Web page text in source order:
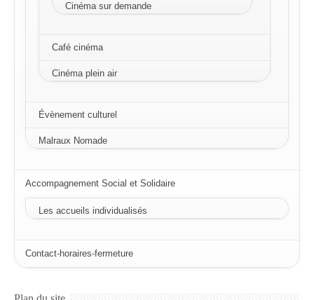
Cinéma sur demande
Café cinéma
Cinéma plein air
Évènement culturel
Malraux Nomade
Accompagnement Social et Solidaire
Les accueils individualisés
Contact-horaires-fermeture